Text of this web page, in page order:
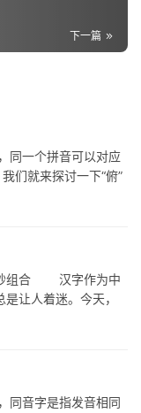
下一篇
一个拼音可以对应
们就来探讨一下“俯”
组合 汉字作为中
让人着迷。今天，
音字是指发音相同